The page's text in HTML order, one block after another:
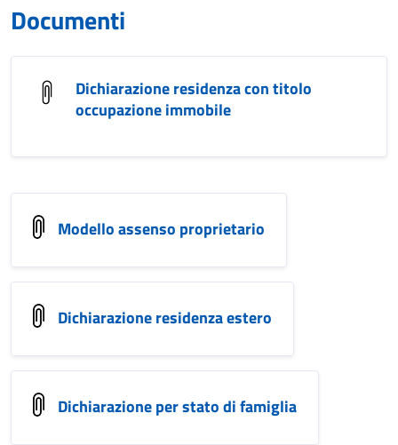
Documenti
Dichiarazione residenza con titolo
occupazione immobile
Modello assenso proprietario
Dichiarazione residenza estero
Dichiarazione per stato di famiglia